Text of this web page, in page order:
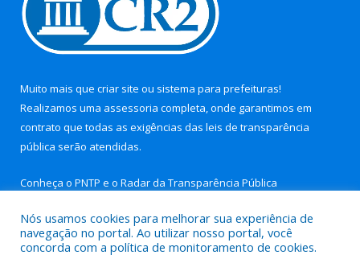
Muito mais que criar site ou sistema para prefeituras!
Realizamos uma assessoria completa, onde garantimos em
contrato que todas as exigências das leis de transparência
pública serão atendidas.
Conheça o PNTP e o Radar da Transparência Pública
Nós usamos cookies para melhorar sua experiência de
navegação no portal. Ao utilizar nosso portal, você
concorda com a política de monitoramento de cookies.